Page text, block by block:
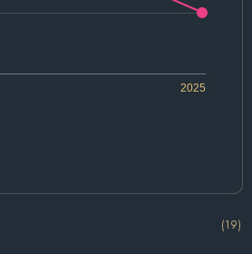
2025
(19)